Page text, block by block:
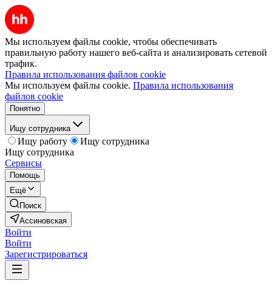
Мы используем файлы cookie, чтобы обеспечивать
правильную работу нашего веб-сайта и анализировать сетевой
трафик.
Правила использования файлов cookie
Мы используем файлы cookie. Правила использования
файлов cookie
Понятно
Ищу сотрудника
Ищу работу
Ищу сотрудника
Ищу сотрудника
Сервисы
Помощь
Ещё
Поиск
Ассиновская
Войти
Войти
Зарегистрироваться